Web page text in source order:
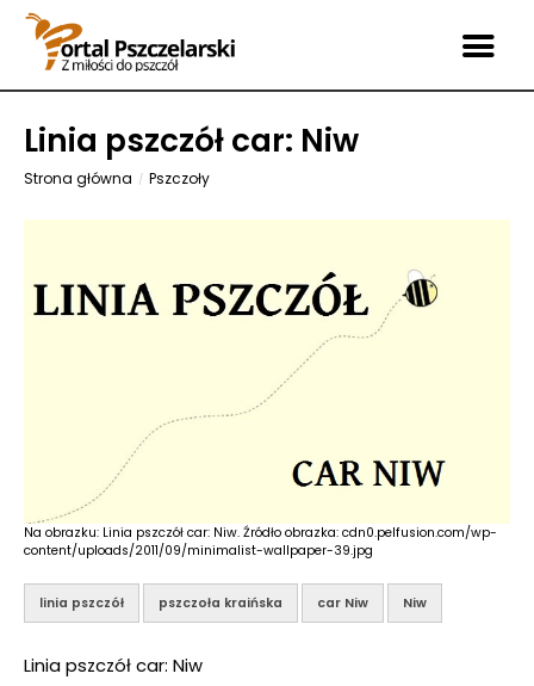
Linia pszczół car: Niw
Strona główna Pszczoły
Na obrazku: Linia pszczół car: Niw. Źródło obrazka: cdn0.pelfusion.com/wp-
content/uploads/2011/09/minimalist-wallpaper-39.jpg
linia pszczół pszczoła kraińska car Niw Niw
Linia pszczół car: Niw